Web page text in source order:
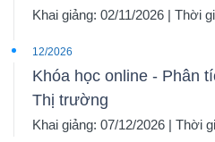
Khai giảng: 02/11/2026 | Thời
12/2026
Khóa học online - Phân
Thị trường
Khai giảng: 07/12/2026 | Thời